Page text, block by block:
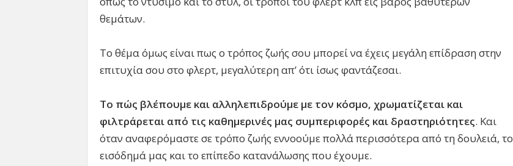
θεμάτων.
Το θέμα όμως είναι πως ο τρόπος ζωής σου μπορεί να έχεις μεγάλη επίδραση στην
επιτυχία σου στο φλερτ, μεγαλύτερη απ’ ότι ίσως φαντάζεσαι.
Το πώς βλέπουμε και αλληλεπιδρούμε με τον κόσμο, χρωματίζεται και
φιλτράρεται από τις καθημερινές μας συμπεριφορές και δραστηριότητες. Και
όταν αναφερόμαστε σε τρόπο ζωής εννοούμε πολλά περισσότερα από τη δουλειά, το
εισόδημά μας και το επίπεδο κατανάλωσης που έχουμε.